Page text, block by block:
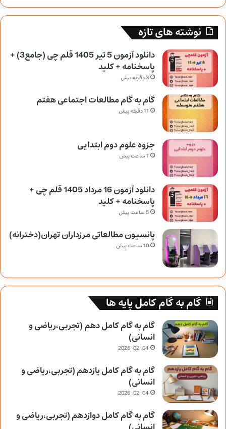
نوشته های تازه
دانلود آزمون 5 تیر 1405 قلم چی (جامع3) +
پاسخنامه + کلید
3 دقیقه پیش
گام به گام مطالعات اجتماعی هفتم
11 دقیقه پیش
جزوه علوم دوم ابتدایی
1 ساعت پیش
دانلود آزمون 16 مرداد 1405 قلم چی +
پاسخنامه + کلید
5 ساعت پیش
پانسیون مطالعاتی مرزداران تهران(دخترانه)
10 ساعت پیش
گام به گام کامل پایه ها
گام به گام کامل دهم (تجربی،ریاضی و
انسانی)
2026-02-04
گام به گام کامل یازدهم (تجربی،ریاضی و
انسانی)
2026-02-04
گام به گام کامل دوازدهم (تجربی،ریاضی و